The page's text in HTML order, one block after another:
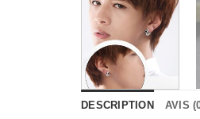
DESCRIPTION AVIS